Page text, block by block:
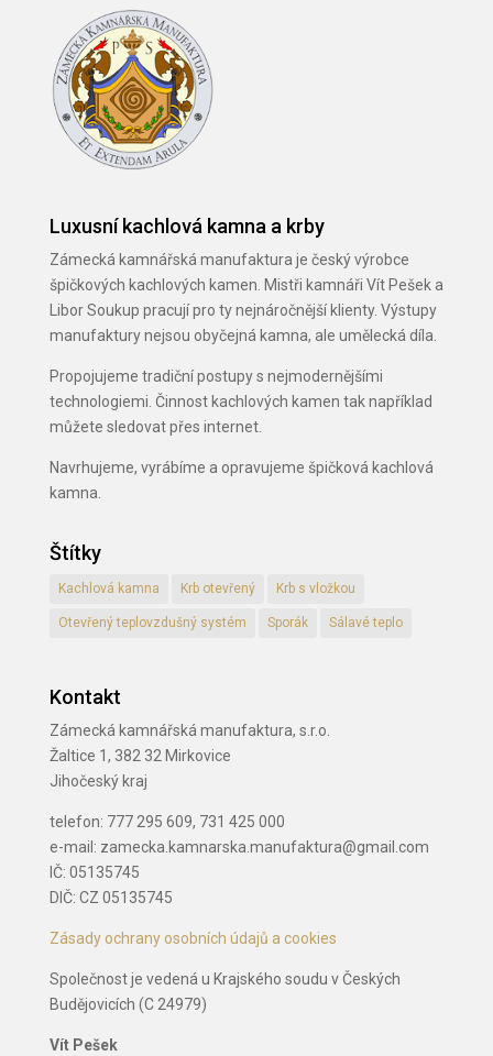
Luxusní kachlová kamna a krby
Zámecká kamnářská manufaktura je český výrobce
špičkových kachlových kamen. Mistři kamnáři Vít Pešek a
Libor Soukup pracují pro ty nejnáročnější klienty. Výstupy
manufaktury nejsou obyčejná kamna, ale umělecká díla.
Propojujeme tradiční postupy s nejmodernějšími
technologiemi. Činnost kachlových kamen tak například
můžete sledovat přes internet.
Navrhujeme, vyrábíme a opravujeme špičková kachlová
kamna.
Štítky
Kachlová kamna Krb otevřený Krb s vložkou
Otevřený teplovzdušný systém Sporák Sálavé teplo
Kontakt
Zámecká kamnářská manufaktura, s.r.o.
Žaltice 1, 382 32 Mirkovice
Jihočeský kraj
telefon: 777 295 609, 731 425 000
e-mail: zamecka.kamnarska.manufaktura@gmail.com
IČ: 05135745
DIČ: CZ 05135745
Zásady ochrany osobních údajů a cookies
Společnost je vedená u Krajského soudu v Českých
Budějovicích (C 24979)
Vít Pešek